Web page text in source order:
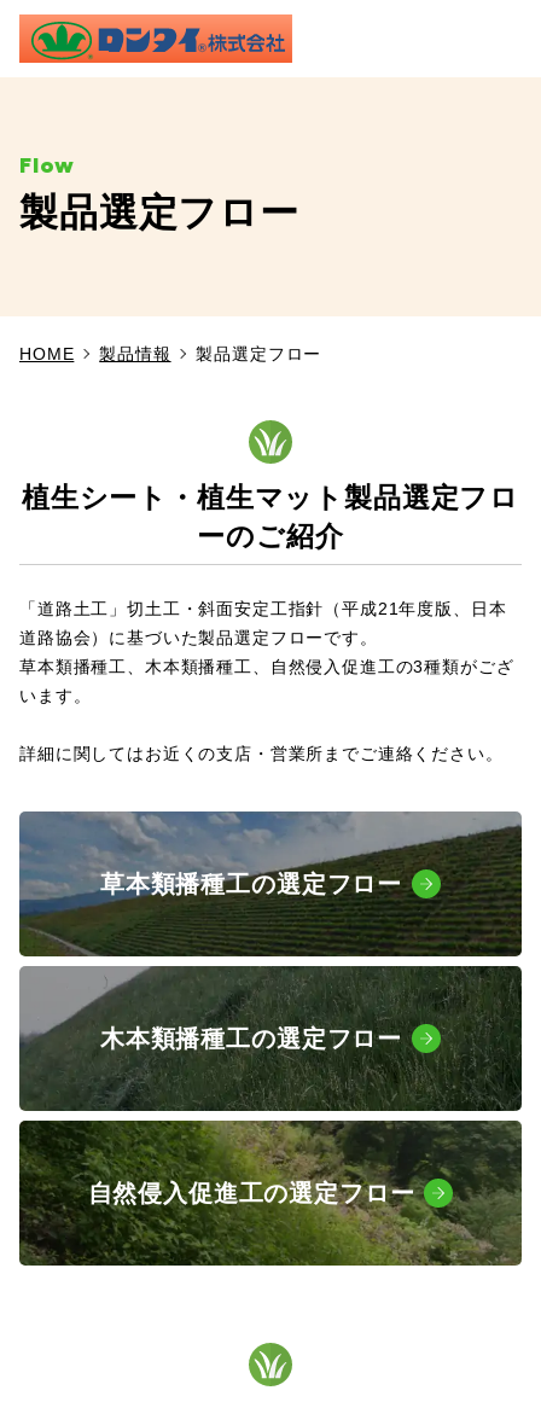
TOP
施工実績
よくあるご質問
SDGs
会社概要
お知らせ
プライバシーポリシー
お問い合わせ
製品選定フロー
HOME 製品情報 製品選定フロー
植生シート・植生マット製品選定フロ
ーのご紹介
「道路土工」切土工・斜面安定工指針（平成21年度版、日本
道路協会）に基づいた製品選定フローです。
草本類播種工、木本類播種工、自然侵入促進工の3種類がござ
います。
詳細に関してはお近くの支店・営業所までご連絡ください。
草本類播種工の選定フロー
木本類播種工の選定フロー
自然侵入促進工の選定フロー